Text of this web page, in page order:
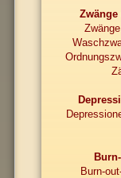
Burn-